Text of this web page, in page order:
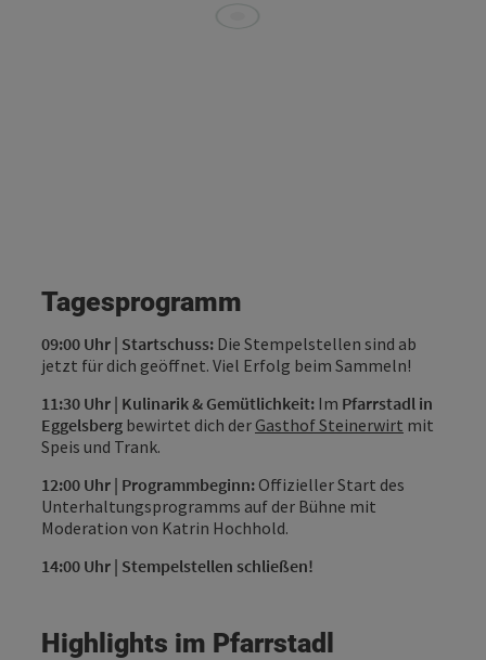
Tagesprogramm
09:00 Uhr | Startschuss: Die Stempelstellen sind ab
jetzt für dich geöffnet. Viel Erfolg beim Sammeln!
11:30 Uhr | Kulinarik & Gemütlichkeit: Im Pfarrstadl in
Eggelsberg bewirtet dich der Gasthof Steinerwirt mit
Speis und Trank.
12:00 Uhr | Programmbeginn:Offizieller Start des
Unterhaltungsprogramms auf der Bühne mit
Moderation von Katrin Hochhold.
14:00 Uhr | Stempelstellen schließen!
Highlights im Pfarrstadl